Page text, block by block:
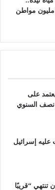
مواطن
على
نصف السنوي
عليه إسرائيل
“قريبًا